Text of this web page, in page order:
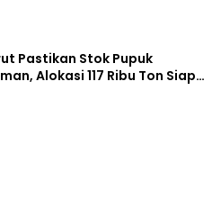
Pastikan Stok Pupuk
Alokasi 117 Ribu Ton Siap
Petani